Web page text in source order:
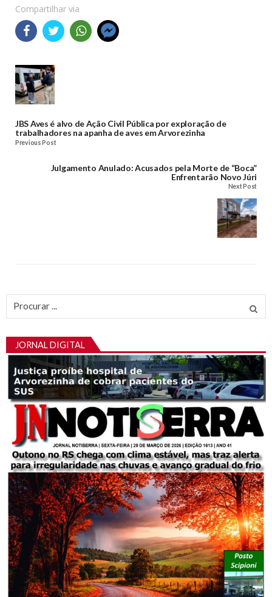
Compartilhar via
JBS Aves é alvo de Ação Civil Pública por exploração de
trabalhadores na apanha de aves em Arvorezinha
Previous Post
Julgamento Anulado: Acusados pela Morte de “Boca”
Enfrentarão Novo Júri
Next Post
Procurar
JORNAL DIGITAL